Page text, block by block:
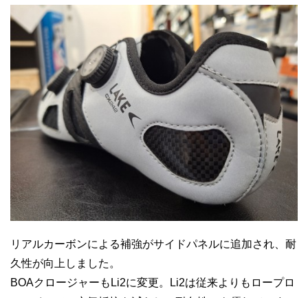
リアルカーボンによる補強がサイドパネルに追加され、耐
久性が向上しました。
BOAクロージャーもLi2に変更。Li2は従来よりもロープロ